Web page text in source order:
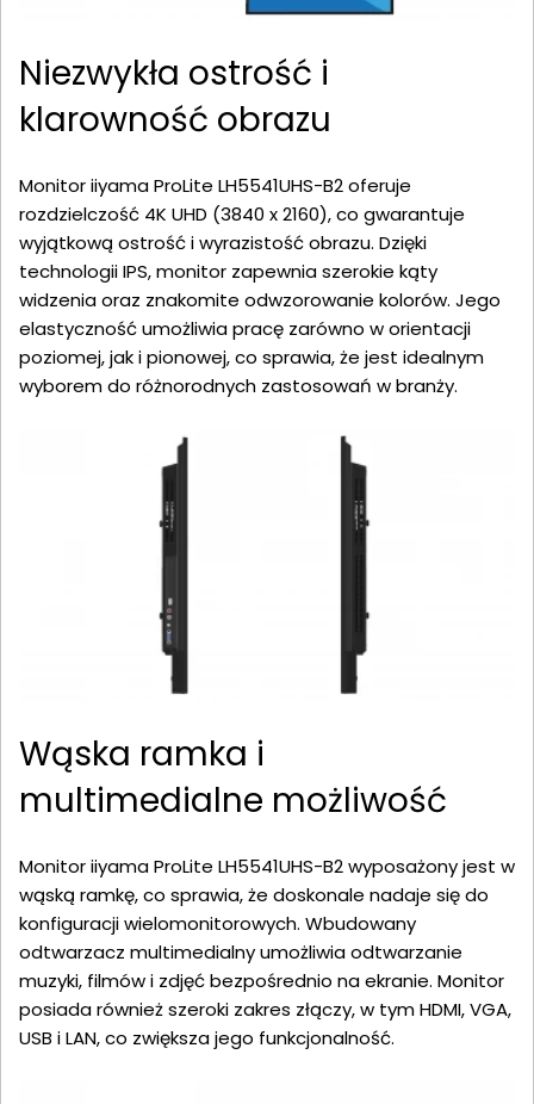
Niezwykła ostrość i
klarowność obrazu
Monitor iiyama ProLite LH5541UHS-B2 oferuje
rozdzielczość 4K UHD (3840 x 2160), co gwarantuje
wyjątkową ostrość i wyrazistość obrazu. Dzięki
technologii IPS, monitor zapewnia szerokie kąty
widzenia oraz znakomite odwzorowanie kolorów. Jego
elastyczność umożliwia pracę zarówno w orientacji
poziomej, jak i pionowej, co sprawia, że jest idealnym
wyborem do różnorodnych zastosowań w branży.
Wąska ramka i
multimedialne możliwość
Monitor iiyama ProLite LH5541UHS-B2 wyposażony jest w
wąską ramkę, co sprawia, że doskonale nadaje się do
konfiguracji wielomonitorowych. Wbudowany
odtwarzacz multimedialny umożliwia odtwarzanie
muzyki, filmów i zdjęć bezpośrednio na ekranie. Monitor
posiada również szeroki zakres złączy, w tym HDMI, VGA,
USB i LAN, co zwiększa jego funkcjonalność.